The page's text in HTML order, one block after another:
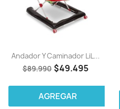
Andador Y Caminador LiL...
$89.990 $49.495
AGREGAR